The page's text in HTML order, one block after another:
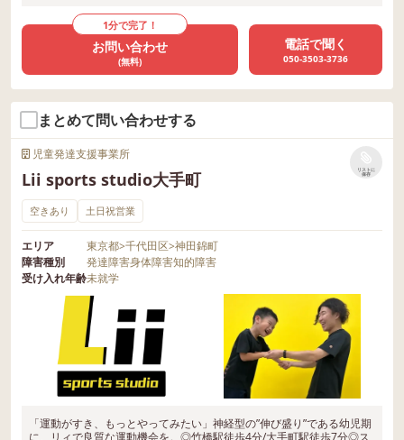
1分で完了！
お問い合わせ
(無料)
電話で聞く
050-3503-3736
まとめて問い合わせする
児童発達支援事業所
Lii sports studio大手町
リストに
保存
空きあり 土日祝営業
エリア 東京都>千代田区>神田錦町
障害種別
発達障害身体障害知的障害
受け入れ年齢未就学
「運動がすき、もっとやってみたい」神経型の”伸び盛り”である幼児期
に、リィで良質な運動機会を。◎竹橋駅徒歩4分/大手町駅徒歩7分◎ス